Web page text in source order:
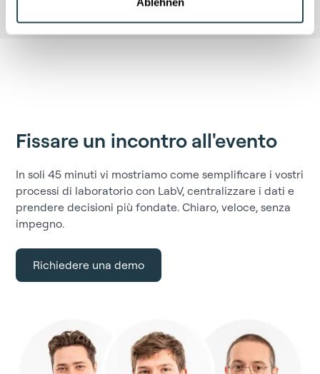
Fissare un incontro all'evento
In soli 45 minuti vi mostriamo come semplificare i vostri
processi di laboratorio con LabV, centralizzare i dati e
prendere decisioni più fondate. Chiaro, veloce, senza
impegno.
Richiedere una demo